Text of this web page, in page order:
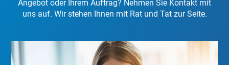
Angebot oder Ihrem Auftrag? Nehmen Sie Kontakt mit
uns auf. Wir stehen Ihnen mit Rat und Tat zur Seite.